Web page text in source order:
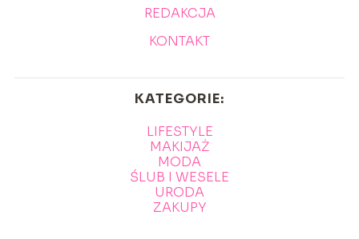
REDAKCJA
KONTAKT
KATEGORIE:
LIFESTYLE
MAKIJAŻ
MODA
ŚLUB I WESELE
URODA
ZAKUPY